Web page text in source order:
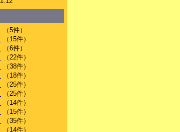
（5件）
（15件）
（6件）
（22件）
（38件）
（18件）
（25件）
（25件）
（14件）
（15件）
（35件）
（14件）